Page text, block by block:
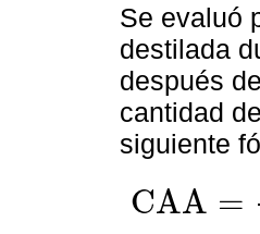
Se evaluó
destilada
después
cantidad
siguiente
CAA =
CAA=(Peso de m